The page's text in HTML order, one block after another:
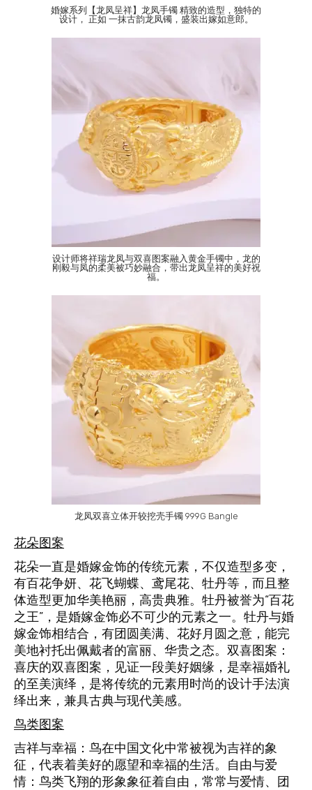
婚嫁系列【龙凤呈祥】龙凤手镯 精致的造型，独特的
设计， 正如 一抹古韵龙凤镯，盛装出嫁如意郎。
设计师将祥瑞龙凤与双喜图案融入黄金手镯中，龙的
刚毅与凤的柔美被巧妙融合，带出龙凤呈祥的美好祝
福。
龙凤双喜立体开较挖壳手镯 999G Bangle
花朵图案
花朵一直是婚嫁金饰的传统元素，不仅造型多变，
有百花争妍、花飞蝴蝶、鸢尾花、牡丹等，而且整
体造型更加华美艳丽，高贵典雅。牡丹被誉为“百花
之王”，是婚嫁金饰必不可少的元素之一。牡丹与婚
嫁金饰相结合，有团圆美满、花好月圆之意，能完
美地衬托出佩戴者的富丽、华贵之态。双喜图案：
喜庆的双喜图案，见证一段美好姻缘，是幸福婚礼
的至美演绎，是将传统的元素用时尚的设计手法演
绎出来，兼具古典与现代美感。
鸟类图案
吉祥与幸福：鸟在中国文化中常被视为吉祥的象
征，代表着美好的愿望和幸福的生活。自由与爱
情：鸟类飞翔的形象象征着自由，常常与爱情、团